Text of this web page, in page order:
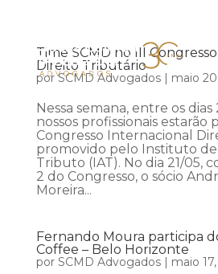
Time SCMD no III
Direito Tributário
porSCMD Advogados| maio
Nessa semana, entre os dias
nossos profissionais estarão
Congresso Internacional
promovido pelo Instituto de
Tributo (IAT). No dia 21/05,
2 do Congresso, o sócio
Moreira...
Fernando Moura participa
Coffee – Belo Horizonte
por SCMD Advogados| maio